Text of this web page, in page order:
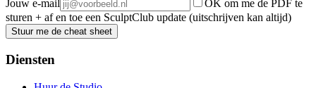
Jouw e-mail
OK om me de PDF te
sturen + af en toe een SculptClub update (uitschrijven kan altijd)
Stuur me de cheat sheet
Diensten